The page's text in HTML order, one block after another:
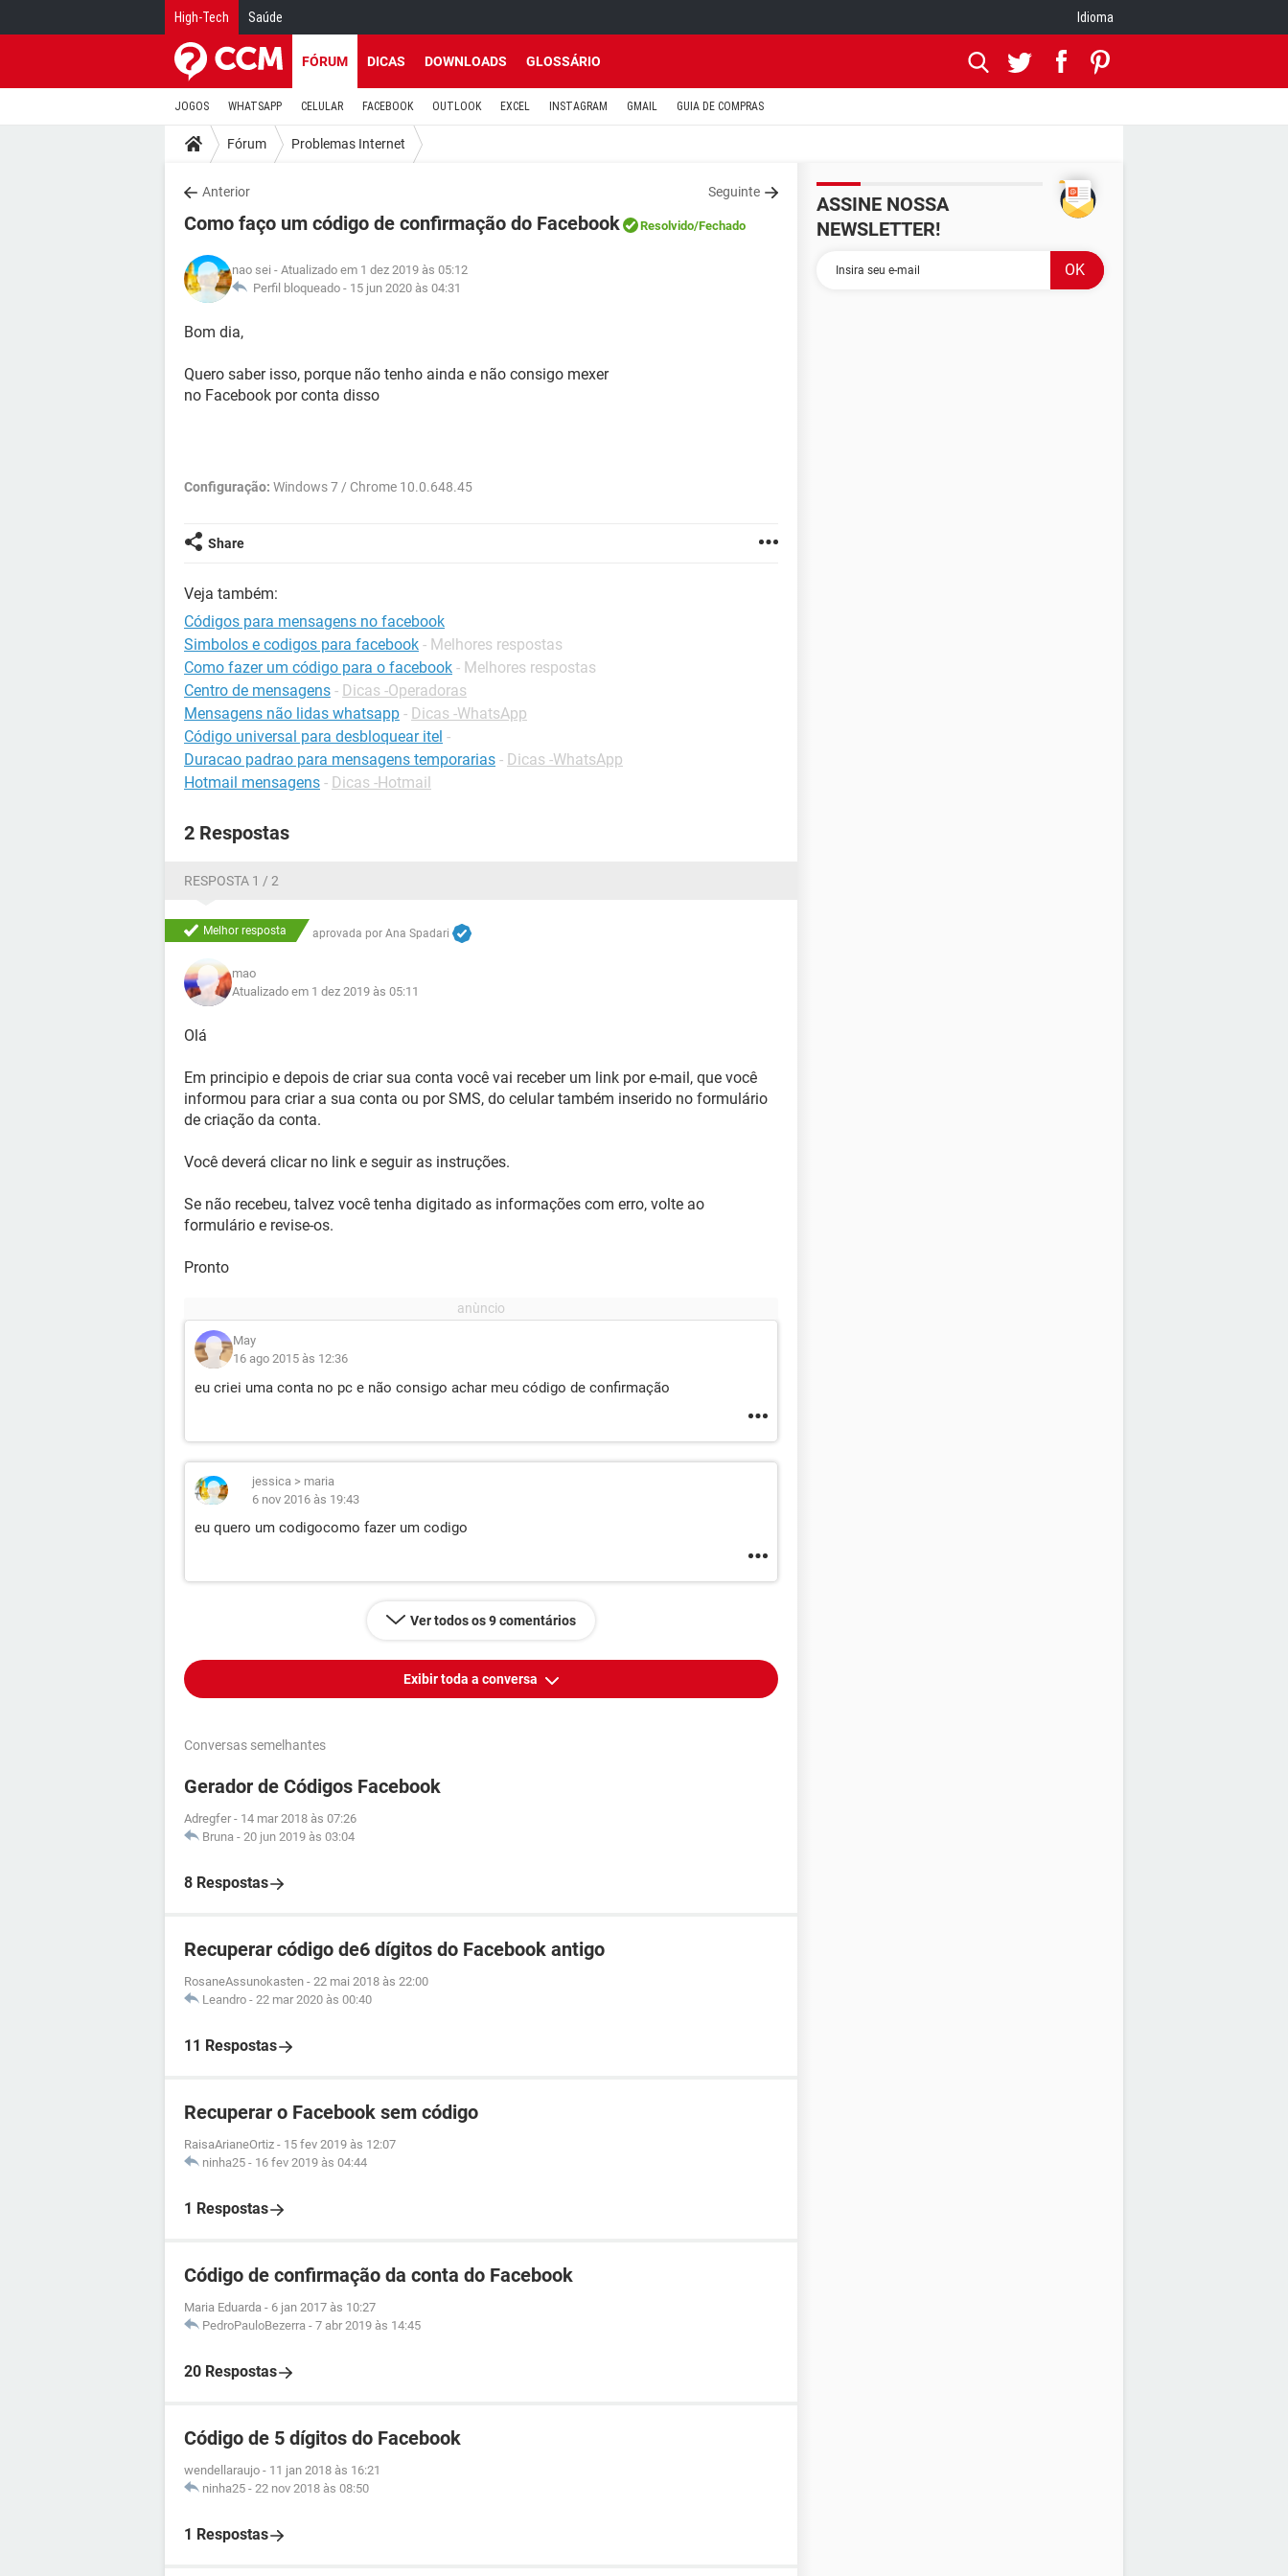
High-Tech Saúde Idioma
FÓRUM DICAS DOWNLOADS GLOSSÁRIO
JOGOS WHATSAPP CELULAR FACEBOOK OUTLOOK EXCEL INSTAGRAM GMAIL GUIA DE COMPRAS
Fórum Problemas Internet
Anterior Seguinte
Como faço um código de confirmação do Facebook Resolvido/Fechado
nao sei - Atualizado em 1 dez 2019 às 05:12
Perfil bloqueado - 15 jun 2020 às 04:31
Bom dia,
Quero saber isso, porque não tenho ainda e não consigo mexer
no Facebook por conta disso
Configuração: Windows 7 / Chrome 10.0.648.45
Share
Veja também:
Códigos para mensagens no facebook
Simbolos e codigos para facebook - Melhores respostas
Como fazer um código para o facebook - Melhores respostas
Centro de mensagens - Dicas -Operadoras
Mensagens não lidas whatsapp - Dicas -WhatsApp
Código universal para desbloquear itel -
Duracao padrao para mensagens temporarias - Dicas -WhatsApp
Hotmail mensagens - Dicas -Hotmail
2 Respostas
RESPOSTA 1 / 2
Melhor resposta aprovada por Ana Spadari
mao
Atualizado em 1 dez 2019 às 05:11
Olá
Em principio e depois de criar sua conta você vai receber um link por e-mail, que você
informou para criar a sua conta ou por SMS, do celular também inserido no formulário
de criação da conta.
Você deverá clicar no link e seguir as instruções.
Se não recebeu, talvez você tenha digitado as informações com erro, volte ao
formulário e revise-os.
Pronto
May
16 ago 2015 às 12:36
eu criei uma conta no pc e não consigo achar meu código de confirmação
jessica > maria
6 nov 2016 às 19:43
eu quero um codigocomo fazer um codigo
Ver todos os 9 comentários
Exibir toda a conversa
Conversas semelhantes
Gerador de Códigos Facebook
Adregfer - 14 mar 2018 às 07:26
Bruna - 20 jun 2019 às 03:04
8 Respostas
Recuperar código de6 dígitos do Facebook antigo
RosaneAssunokasten - 22 mai 2018 às 22:00
Leandro - 22 mar 2020 às 00:40
11 Respostas
Recuperar o Facebook sem código
RaisaArianeOrtiz - 15 fev 2019 às 12:07
ninha25 - 16 fev 2019 às 04:44
1 Respostas
Código de confirmação da conta do Facebook
Maria Eduarda - 6 jan 2017 às 10:27
PedroPauloBezerra - 7 abr 2019 às 14:45
20 Respostas
Código de 5 dígitos do Facebook
wendellaraujo - 11 jan 2018 às 16:21
ninha25 - 22 nov 2018 às 08:50
1 Respostas
ASSINE NOSSA
NEWSLETTER!